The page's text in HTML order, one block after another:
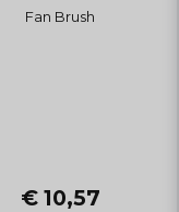
Fan Brush
€ 10,57